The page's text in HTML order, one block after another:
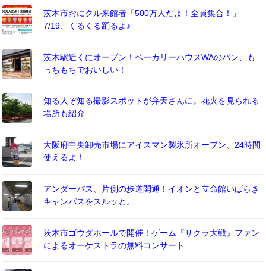
茨木市おにクル来館者「500万人だよ！全員集合！」
7/19、くるくる踊るよ♪
茨木駅近くにオープン！ベーカリーハウスWAのパン、も
っちもちでおいしい！
知る人ぞ知る撮影スポットが弁天さんに。花火を見られる
場所も紹介
大阪府中央卸売市場にアイスマン製氷所オープン、24時間
使えるよ！
アンダーパス、片側の歩道開通！イオンと立命館いばらき
キャンパスをスルッと。
茨木市ゴウダホールで開催！ゲーム『サクラ大戦』ファン
によるオーケストラの無料コンサート